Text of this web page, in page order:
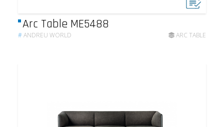
Arc Table ME5488
#ANDREU WORLD ARC TABLE